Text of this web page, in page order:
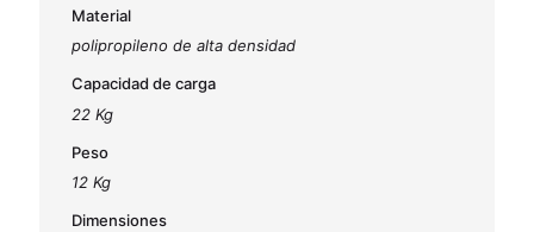
Material
polipropileno de alta densidad
Capacidad de carga
22 Kg
Peso
12 Kg
Dimensiones